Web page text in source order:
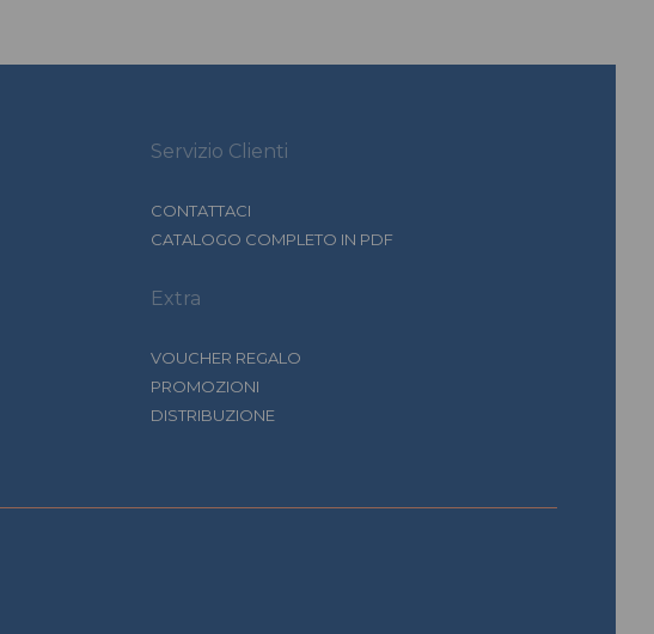
Servizio Clienti
CONTATTACI
CATALOGO COMPLETO IN PDF
Extra
VOUCHER REGALO
PROMOZIONI
DISTRIBUZIONE